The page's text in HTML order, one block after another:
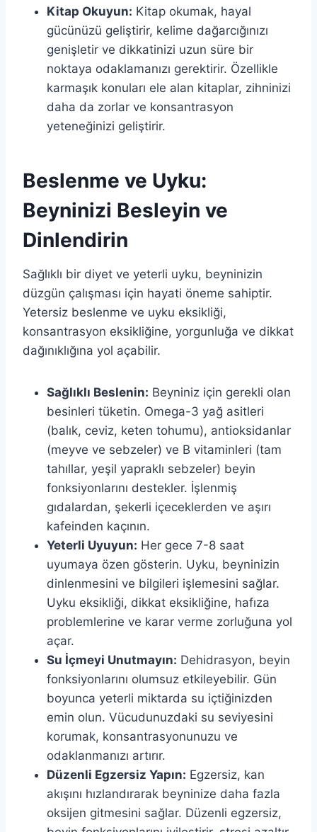
Kitap Okuyun: Kitap okumak, hayal
gücünüzü geliştirir, kelime dağarcığınızı
genişletir ve dikkatinizi uzun süre bir
noktaya odaklamanızı gerektirir. Özellikle
karmaşık konuları ele alan kitaplar, zihninizi
daha da zorlar ve konsantrasyon
yeteneğinizi geliştirir.
Beslenme ve Uyku:
Beyninizi Besleyin ve
Dinlendirin
Sağlıklı bir diyet ve yeterli uyku, beyninizin
düzgün çalışması için hayati öneme sahiptir.
Yetersiz beslenme ve uyku eksikliği,
konsantrasyon eksikliğine, yorgunluğa ve dikkat
dağınıklığına yol açabilir.
Sağlıklı Beslenin: Beyniniz için gerekli olan
besinleri tüketin. Omega-3 yağ asitleri
(balık, ceviz, keten tohumu), antioksidanlar
(meyve ve sebzeler) ve B vitaminleri (tam
tahıllar, yeşil yapraklı sebzeler) beyin
fonksiyonlarını destekler. İşlenmiş
gıdalardan, şekerli içeceklerden ve aşırı
kafeinden kaçının.
Yeterli Uyuyun: Her gece 7-8 saat
uyumaya özen gösterin. Uyku, beyninizin
dinlenmesini ve bilgileri işlemesini sağlar.
Uyku eksikliği, dikkat eksikliğine, hafıza
problemlerine ve karar verme zorluğuna yol
açar.
Su İçmeyi Unutmayın: Dehidrasyon, beyin
fonksiyonlarını olumsuz etkileyebilir. Gün
boyunca yeterli miktarda su içtiğinizden
emin olun. Vücudunuzdaki su seviyesini
korumak, konsantrasyonunuzu ve
odaklanmanızı artırır.
Düzenli Egzersiz Yapın: Egzersiz, kan
akışını hızlandırarak beyninize daha fazla
oksijen gitmesini sağlar. Düzenli egzersiz,